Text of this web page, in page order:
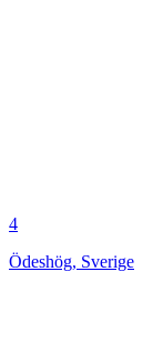
4
Ödeshög, Sverige